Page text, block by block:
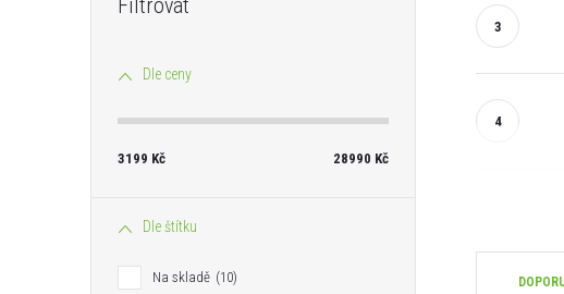
Dle ceny
3199 Kč 28990 Kč
Dle štítku
Na skladě 10